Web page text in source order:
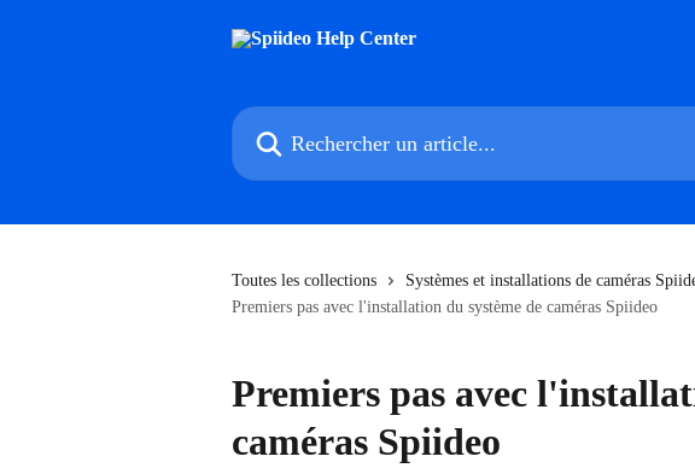
Rechercher un article...
Toutes les collections
Systèmes et installations de caméras
Premiers pas avec l'installation du système de caméras Spiideo
Premiers pas avec
caméras Spiideo